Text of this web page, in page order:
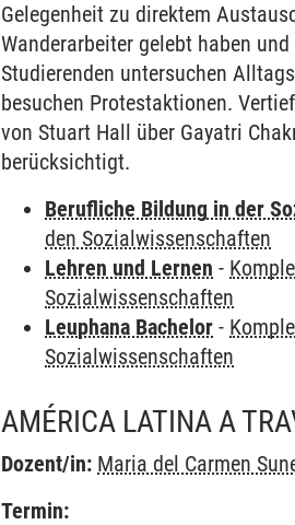
Gelegenheit zu direktem
Wanderarbeiter gelebt haben
Studierenden untersuchen
besuchen Protestaktionen.
von Stuart Hall über Gayatri
berücksichtigt.
Berufliche Bildung in der
den Sozialwissenschaften
Lehren und Lernen -
Sozialwissenschaften
Leuphana Bachelor -
Sozialwissenschaften
AMÉRICA LATINA A
Dozent/in: Maria del Carmen
Termin: